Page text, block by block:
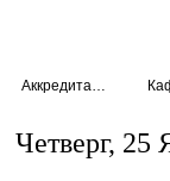
Четверг, 25